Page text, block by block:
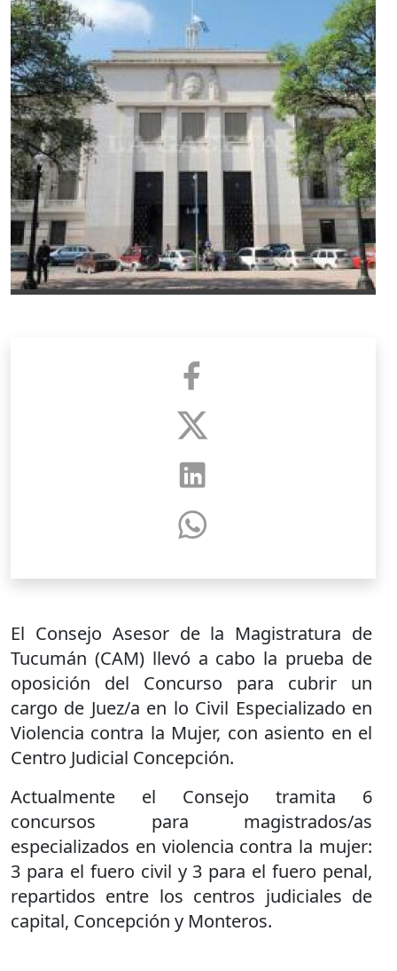
El Consejo Asesor de la Magistratura de
Tucumán (CAM) llevó a cabo la prueba de
oposición del Concurso para cubrir un
cargo de Juez/a en lo Civil Especializado en
Violencia contra la Mujer, con asiento en el
Centro Judicial Concepción.
Actualmente el Consejo tramita 6
concursos para magistrados/as
especializados en violencia contra la mujer:
3 para el fuero civil y 3 para el fuero penal,
repartidos entre los centros judiciales de
capital, Concepción y Monteros.